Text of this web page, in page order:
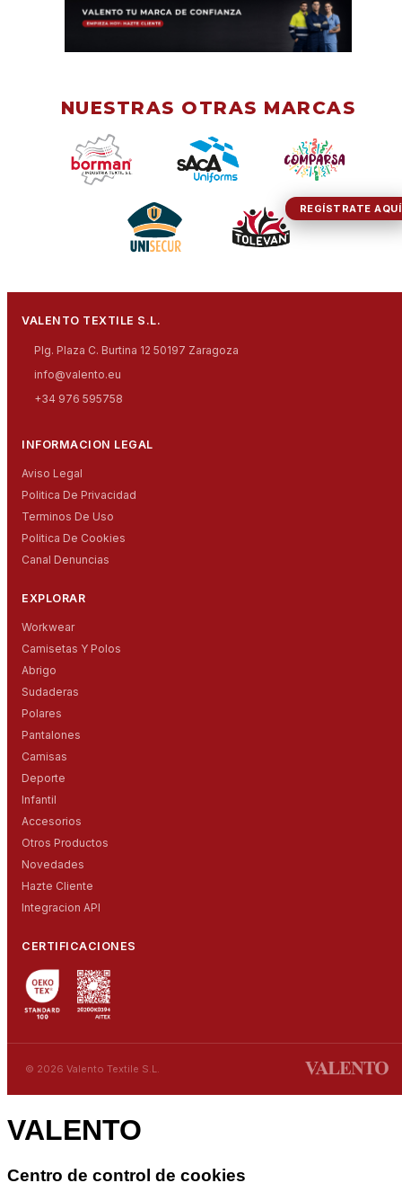
NUESTRAS OTRAS MARCAS
REGÍSTRATE AQUÍ
VALENTO TEXTILE S.L.
Plg. Plaza C. Burtina 12 50197 Zaragoza
info@valento.eu
+34 976 595758
INFORMACION LEGAL
Aviso Legal
Politica De Privacidad
Terminos De Uso
Politica De Cookies
Canal Denuncias
EXPLORAR
Workwear
Camisetas Y Polos
Abrigo
Sudaderas
Polares
Pantalones
Camisas
Deporte
Infantil
Accesorios
Otros Productos
Novedades
Hazte Cliente
Integracion API
CERTIFICACIONES
© 2026 Valento Textile S.L.
VALENTO
Centro de control de cookies